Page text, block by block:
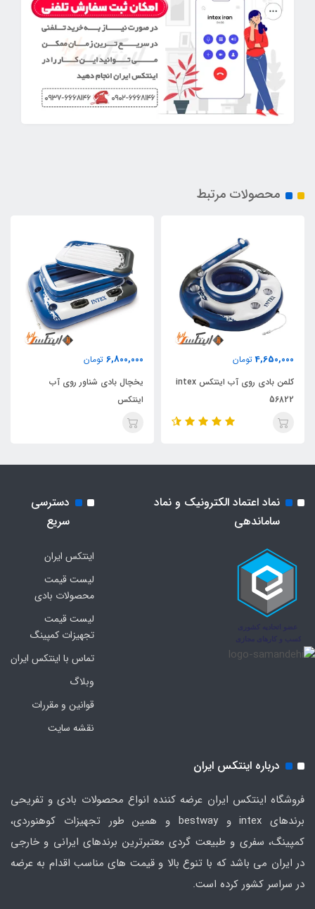
محصولات مرتبط
4,650,000 تومان
کلمن بادی روی آب اینتکس intex
56822
6,800,000 تومان
یخچال بادی شناور روی آب
اینتکس
نماد اعتماد الکترونیک و نماد
ساماندهی
دسترسی
سریع
اینتکس ایران
لیست قیمت
محصولات بادی
لیست قیمت
تجهیزات کمپینگ
تماس با اینتکس ایران
وبلاگ
قوانین و مقررات
نقشه سایت
درباره اینتکس ایران
فروشگاه اینتکس ایران عرضه کننده انواع محصولات بادی و تفریحی
برندهای intex و bestway و همین طور تجهیزات کوهنوردی،
کمپینگ، سفری و طبیعت گردی معتبرترین برندهای ایرانی و خارجی
در ایران می باشد که با تنوع بالا و قیمت های مناسب اقدام به عرضه
در سراسر کشور کرده است.